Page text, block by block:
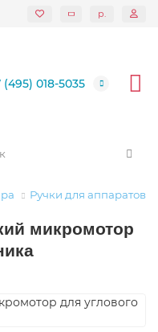
р.
(495) 018-5035
Ручки для аппаратов
микромотор